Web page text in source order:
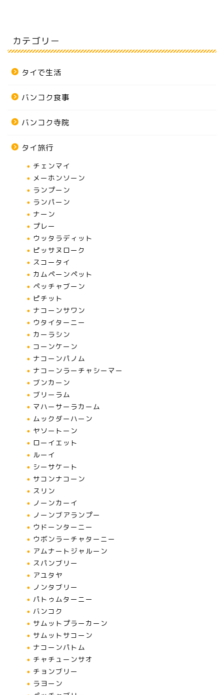
カテゴリー
タイで生活
バンコク食事
バンコク寺院
タイ旅行
チェンマイ
メーホンソーン
ランプーン
ランパーン
ナーン
プレー
ウッタラディット
ピッサヌローク
スコータイ
カムペーンペット
ペッチャブーン
ピチット
ナコーンサワン
ウタイターニー
カーラシン
コーンケーン
ナコーンパノム
ナコーンラーチャシーマー
ブンカーン
ブリーラム
マハーサーラカーム
ムックダーハーン
ヤソートーン
ローイエット
ルーイ
シーサケート
サコンナコーン
スリン
ノーンカーイ
ノーンブアランプー
ウドーンターニー
ウボンラーチャターニー
アムナートジャルーン
スパンブリー
アユタヤ
ノンタブリー
パトゥムターニー
バンコク
サムットプラーカーン
サムットサコーン
ナコーンパトム
チャチューンサオ
チョンブリー
ラヨーン